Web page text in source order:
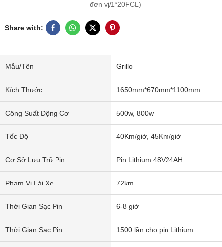
đơn vị/1*20FCL)
Share with:
Mẫu/Tên Grillo
Kích Thước 1650mm*670mm*1100mm
Công Suất Động Cơ 500w, 800w
Tốc Độ 40Km/giờ, 45Km/giờ
Cơ Sở Lưu Trữ Pin Pin Lithium 48V24AH
Phạm Vi Lái Xe 72km
Thời Gian Sạc Pin 6-8 giờ
Thời Gian Sạc Pin 1500 lần cho pin Lithium